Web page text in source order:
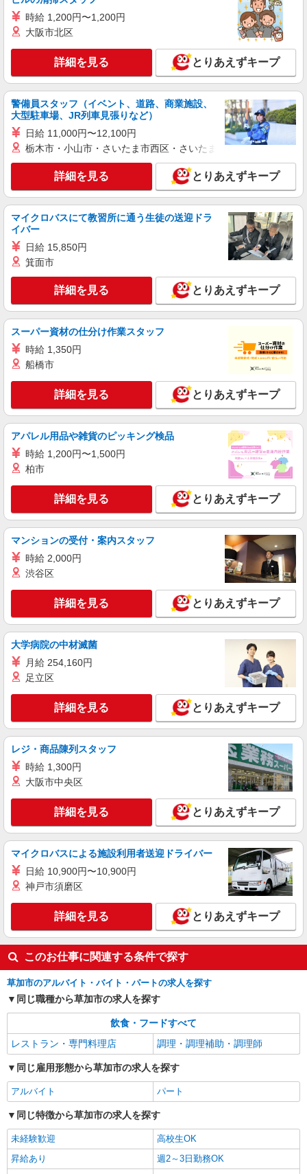
キープ
アルバイト パート
株式会社HITOWA フードサービスカンパニー
福祉施設での調理補助【アルバイト・パート】
時給1,200円以上 ※経験によりスタート時給は
変動します。 ※AP評価制度：あり 年1回の評価
により時給を見直します。 ※アルバイト賞与（寸
志）：あり 年2回。勤続年数により金額UP。
ALSOKケアホーム草加谷塚 （埼玉県草加市谷
塚町1943-1）
キープ 詳細を見る
パート
ジョリーパスタ 草加市立病院前店
キッチン（フード）スタッフ
時給1200円 ※22:00以降は時給1500円 ※高校
生時給1160円 ※労働組合費あり（基本時給×月間
埼玉県草加市草加三丁目5番6号
キープ 詳細を見る
アルバイト パート
株式会社HITOWA フードサービスカンパニー
福祉施設での調理員【アルバイト・パート】
変動します。 ※AP評価制度：あり 年1回の評価
により時給を見直します。 ※アルバイト賞与（寸
志）：あり 年2回。勤続年数により金額UP。
ALSOKケアホーム草加谷塚 （埼玉県草加市谷
塚町1943-1）
キープ 詳細を見る
アルバイト
すき家 草加松江店
すき家の店舗スタッフ（接客・調理・清掃な
ど）
詳細を見る
パート
すき家 草加八幡店
すき家の店舗スタッフ（接客・調理・清掃な
詳細を見る
アルバイト パート
丸亀製麺島忠ホームズ草加舎人店
時給1200円〜
埼玉県草加市遊馬町２－１島忠ホームズ草加舎
人１Ｆ
キープ 詳細を見る
アルバイト パート
ファミリー食堂 山田うどん食堂 柿木店（店舗番号187）
うどん食堂のホールスタッフ
時給1250円 高校生／時給1220円 日・祝日は時
給50円アップ！（9時〜22時）
ファミリー食堂 山田うどん食堂 柿木店
（埼玉県草加市柿木町745-1）
キープ
時給 1,200円〜1,200円
大阪市北区
詳細を見る とりあえずキープ
警備員スタッフ（イベント、道路、商業施設、
大型駐車場、JR列車見張りなど）
日給 11,000円〜12,100円
栃木市・小山市・さいたま市西区・さいたま市岩槻区・久喜市・
詳細を見る とりあえずキープ
マイクロバスにて教習所に通う生徒の送迎ドラ
イバー
日給 15,850円
箕面市
詳細を見る とりあえずキープ
スーパー資材の仕分け作業スタッフ
時給 1,350円
船橋市
詳細を見る とりあえずキープ
アパレル用品や雑貨のピッキング検品
時給 1,200円〜1,500円
柏市
詳細を見る とりあえずキープ
マンションの受付・案内スタッフ
時給 2,000円
渋谷区
詳細を見る とりあえずキープ
大学病院の中材滅菌
月給 254,160円
足立区
詳細を見る とりあえずキープ
レジ・商品陳列スタッフ
時給 1,300円
大阪市中央区
詳細を見る とりあえずキープ
マイクロバスによる施設利用者送迎ドライバー
日給 10,900円〜10,900円
神戸市須磨区
詳細を見る とりあえずキープ
このお仕事に関連する条件で探す
草加市のアルバイト・バイト・パートの求人を探す
同じ職種から草加市の求人を探す
飲食・フードすべて
レストラン・専門料理店
調理・調理補助・調理師
同じ雇用形態から草加市の求人を探す
アルバイト パート
同じ特徴から草加市の求人を探す
未経験歓迎
高校生OK
昇給あり
週2～3日勤務OK